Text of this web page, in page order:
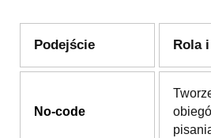
Podejście Rola
No-code